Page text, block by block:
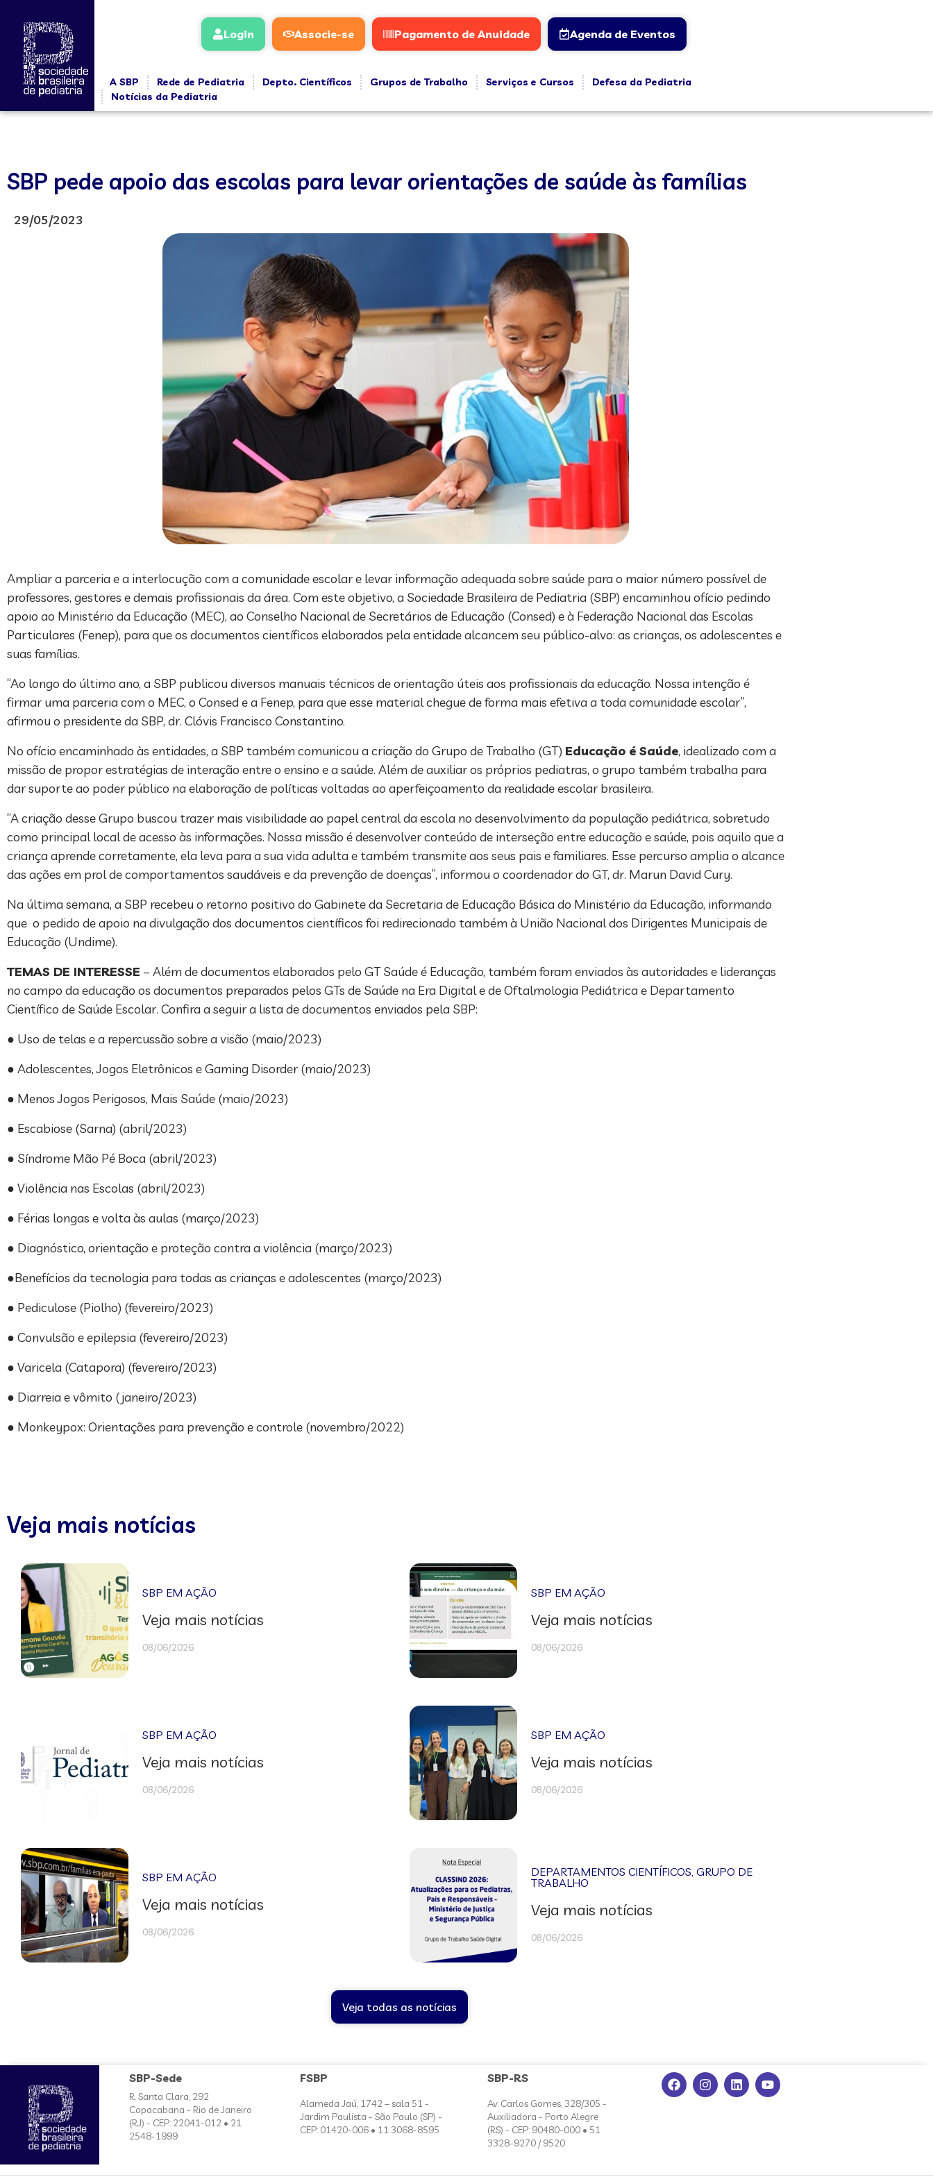
Login Associe-se Pagamento de Anuidade Agenda de Eventos
A SBP Rede de Pediatria Depto. Científicos Grupos de Trabalho Serviços e Cursos
Defesa da Pediatria
Notícias da Pediatria
SBP pede apoio das escolas para levar orientações de saúde às famílias
29/05/2023
Ampliar a parceria e a interlocução com a comunidade escolar e levar informação adequada sobre saúde para o maior número possível de
professores, gestores e demais profissionais da área. Com este objetivo, a Sociedade Brasileira de Pediatria (SBP) encaminhou ofício pedindo
apoio ao Ministério da Educação (MEC), ao Conselho Nacional de Secretários de Educação (Consed) e à Federação Nacional das Escolas
Particulares (Fenep), para que os documentos científicos elaborados pela entidade alcancem seu público-alvo: as crianças, os adolescentes e
suas famílias.
“Ao longo do último ano, a SBP publicou diversos manuais técnicos de orientação úteis aos profissionais da educação. Nossa intenção é
firmar uma parceria com o MEC, o Consed e a Fenep, para que esse material chegue de forma mais efetiva a toda comunidade escolar”,
afirmou o presidente da SBP, dr. Clóvis Francisco Constantino.
No ofício encaminhado às entidades, a SBP também comunicou a criação do Grupo de Trabalho (GT) Educação é Saúde, idealizado com a
missão de propor estratégias de interação entre o ensino e a saúde. Além de auxiliar os próprios pediatras, o grupo também trabalha para
dar suporte ao poder público na elaboração de políticas voltadas ao aperfeiçoamento da realidade escolar brasileira.
“A criação desse Grupo buscou trazer mais visibilidade ao papel central da escola no desenvolvimento da população pediátrica, sobretudo
como principal local de acesso às informações. Nossa missão é desenvolver conteúdo de interseção entre educação e saúde, pois aquilo que a
criança aprende corretamente, ela leva para a sua vida adulta e também transmite aos seus pais e familiares. Esse percurso amplia o alcance
das ações em prol de comportamentos saudáveis e da prevenção de doenças”, informou o coordenador do GT, dr. Marun David Cury.
Na última semana, a SBP recebeu o retorno positivo do Gabinete da Secretaria de Educação Básica do Ministério da Educação, informando
que o pedido de apoio na divulgação dos documentos científicos foi redirecionado também à União Nacional dos Dirigentes Municipais de
Educação (Undime).
TEMAS DE INTERESSE – Além de documentos elaborados pelo GT Saúde é Educação, também foram enviados às autoridades e lideranças
no campo da educação os documentos preparados pelos GTs de Saúde na Era Digital e de Oftalmologia Pediátrica e Departamento
Científico de Saúde Escolar. Confira a seguir a lista de documentos enviados pela SBP:
● Uso de telas e a repercussão sobre a visão (maio/2023)
● Adolescentes, Jogos Eletrônicos e Gaming Disorder (maio/2023)
● Menos Jogos Perigosos, Mais Saúde (maio/2023)
● Escabiose (Sarna) (abril/2023)
● Síndrome Mão Pé Boca (abril/2023)
● Violência nas Escolas (abril/2023)
● Férias longas e volta às aulas (março/2023)
● Diagnóstico, orientação e proteção contra a violência (março/2023)
●Benefícios da tecnologia para todas as crianças e adolescentes (março/2023)
● Pediculose (Piolho) (fevereiro/2023)
● Convulsão e epilepsia (fevereiro/2023)
● Varicela (Catapora) (fevereiro/2023)
● Diarreia e vômito (janeiro/2023)
● Monkeypox: Orientações para prevenção e controle (novembro/2022)
Veja mais notícias
SBP EM AÇÃO
Veja mais notícias
08/06/2026
SBP EM AÇÃO
Veja mais notícias
08/06/2026
SBP EM AÇÃO
Veja mais notícias
08/06/2026
SBP EM AÇÃO
Veja mais notícias
08/06/2026
SBP EM AÇÃO
Veja mais notícias
08/06/2026
DEPARTAMENTOS CIENTÍFICOS,GRUPO DE
TRABALHO
Veja mais notícias
08/06/2026
Veja todas as notícias
SBP-Sede
R. Santa Clara, 292
Copacabana - Rio de Janeiro
(RJ) - CEP: 22041-012 • 21
2548-1999
FSBP
Alameda Jaú, 1742 – sala 51 -
Jardim Paulista - São Paulo (SP) -
CEP: 01420-006 • 11 3068-8595
SBP-RS
Av. Carlos Gomes, 328/305 -
Auxiliadora - Porto Alegre
(RS) - CEP: 90480-000 • 51
3328-9270 / 9520